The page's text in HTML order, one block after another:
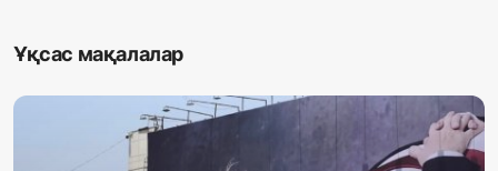
Ұқсас мақалалар